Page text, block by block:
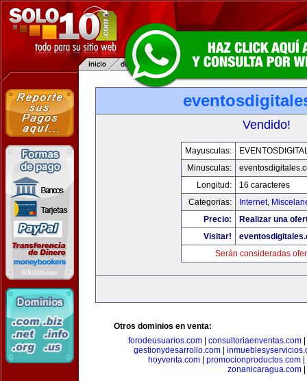
Vendido!
Mayusculas:
Minusculas:
Longitud:
16 caracteres
Categorias:
Internet,
Precio:
Realizar una
Visitar!
Serán consideradas
Otros dominios en venta:
forodeusuarios.com
consultoriaenventas.com
gestionydesarrollo.com
hoyventa.com| promocionproductos.com|
zonanicaragua.com